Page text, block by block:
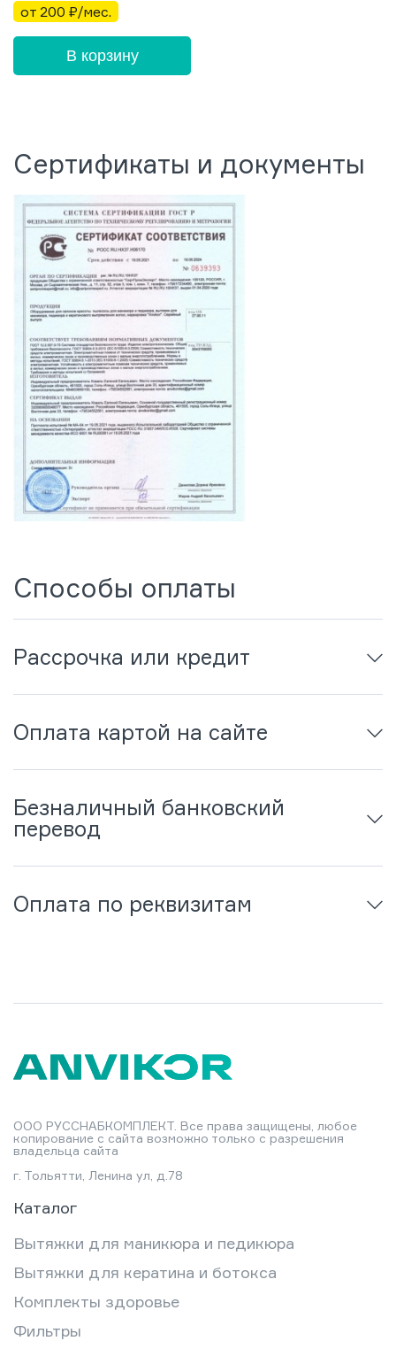
от 200 ₽/мес.
В корзину
Сертификаты и документы
Способы оплаты
Рассрочка или кредит
Оплата картой на сайте
Безналичный банковский
перевод
Оплата по реквизитам
ООО РУССНАБКОМПЛЕКТ. Все права защищены, любое
копирование с сайта возможно только с разрешения
владельца сайта
г. Тольятти, Ленина ул, д.78
Каталог
Вытяжки для маникюра и педикюра
Вытяжки для кератина и ботокса
Комплекты здоровье
Фильтры